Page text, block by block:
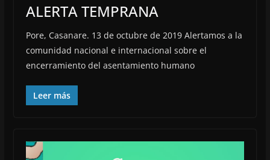
ALERTA TEMPRANA
Pore, Casanare. 13 de octubre de 2019 Alertamos a la
comunidad nacional e internacional sobre el
encerramiento del asentamiento humano
Leer más